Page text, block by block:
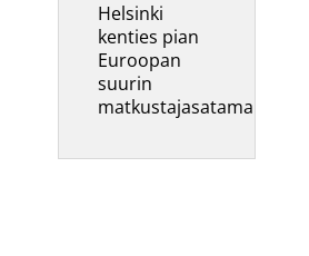
Helsinki
kenties pian
Euroopan
suurin
matkustajasatama